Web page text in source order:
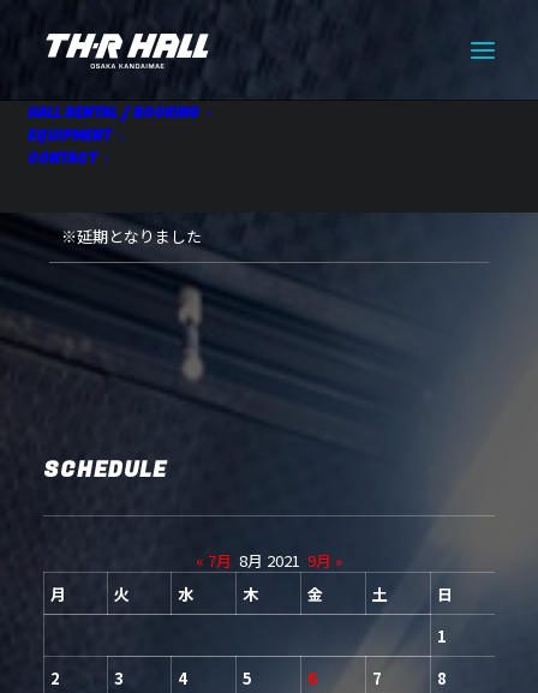
HALL RENTAL / BOOKING
EQUIPMENT
CONTACT
※延期となりました
SCHEDULE
« 7月 8月 2021 9月 »
月
火 水 木 金 土
日
1
2
3 4 5 6 7
8